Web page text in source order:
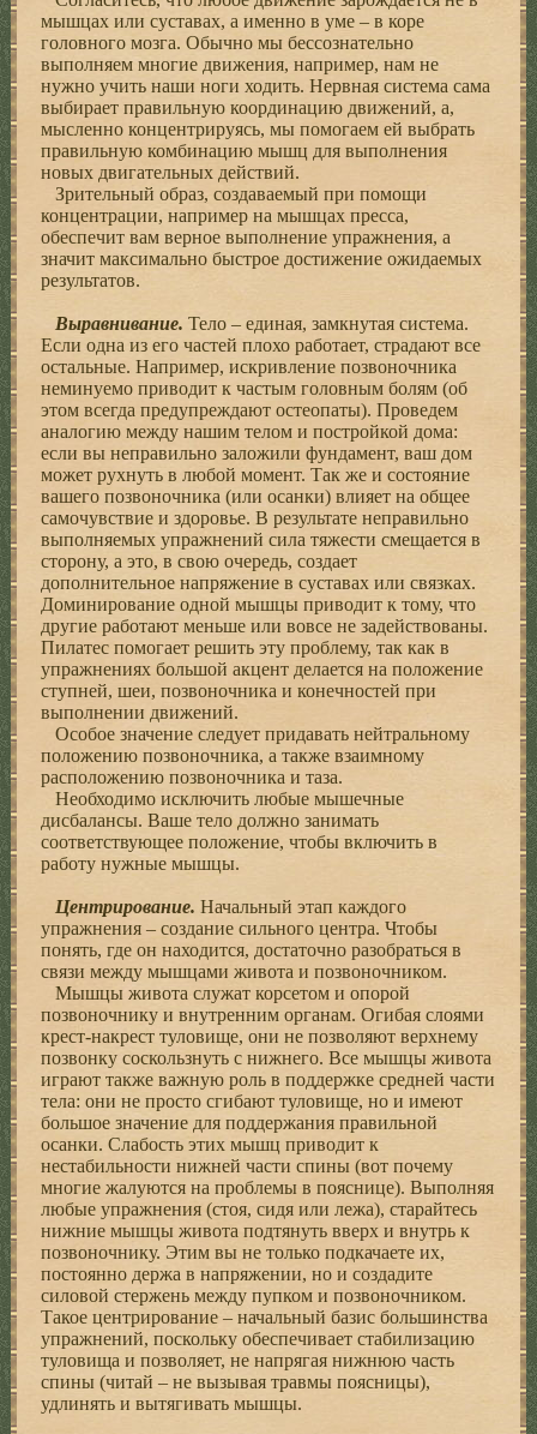
мышцах или суставах, а именно в уме – в коре
головного мозга. Обычно мы бессознательно
выполняем многие движения, например, нам не
нужно учить наши ноги ходить. Нервная система сама
выбирает правильную координацию движений, а,
мысленно концентрируясь, мы помогаем ей выбрать
правильную комбинацию мышц для выполнения
новых двигательных действий.
Зрительный образ, создаваемый при помощи
концентрации, например на мышцах пресса,
обеспечит вам верное выполнение упражнения, а
значит максимально быстрое достижение ожидаемых
результатов.
Выравнивание. Тело – единая, замкнутая система.
Если одна из его частей плохо работает, страдают все
остальные. Например, искривление позвоночника
неминуемо приводит к частым головным болям (об
этом всегда предупреждают остеопаты). Проведем
аналогию между нашим телом и постройкой дома:
если вы неправильно заложили фундамент, ваш дом
может рухнуть в любой момент. Так же и состояние
вашего позвоночника (или осанки) влияет на общее
самочувствие и здоровье. В результате неправильно
выполняемых упражнений сила тяжести смещается в
сторону, а это, в свою очередь, создает
дополнительное напряжение в суставах или связках.
Доминирование одной мышцы приводит к тому, что
другие работают меньше или вовсе не задействованы.
Пилатес помогает решить эту проблему, так как в
упражнениях большой акцент делается на положение
ступней, шеи, позвоночника и конечностей при
выполнении движений.
Особое значение следует придавать нейтральному
положению позвоночника, а также взаимному
расположению позвоночника и таза.
Необходимо исключить любые мышечные
дисбалансы. Ваше тело должно занимать
соответствующее положение, чтобы включить в
работу нужные мышцы.
Центрирование. Начальный этап каждого
упражнения – создание сильного центра. Чтобы
понять, где он находится, достаточно разобраться в
связи между мышцами живота и позвоночником.
Мышцы живота служат корсетом и опорой
позвоночнику и внутренним органам. Огибая слоями
крест-накрест туловище, они не позволяют верхнему
позвонку соскользнуть с нижнего. Все мышцы живота
играют также важную роль в поддержке средней части
тела: они не просто сгибают туловище, но и имеют
большое значение для поддержания правильной
осанки. Слабость этих мышц приводит к
нестабильности нижней части спины (вот почему
многие жалуются на проблемы в пояснице). Выполняя
любые упражнения (стоя, сидя или лежа), старайтесь
нижние мышцы живота подтянуть вверх и внутрь к
позвоночнику. Этим вы не только подкачаете их,
постоянно держа в напряжении, но и создадите
силовой стержень между пупком и позвоночником.
Такое центрирование – начальный базис большинства
упражнений, поскольку обеспечивает стабилизацию
туловища и позволяет, не напрягая нижнюю часть
спины (читай – не вызывая травмы поясницы),
удлинять и вытягивать мышцы.